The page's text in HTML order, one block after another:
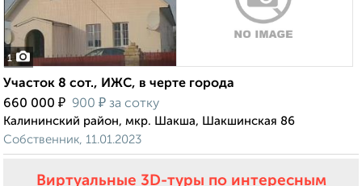
1
Участок 8 сот., ИЖС, в черте города
660 000 ₽ 900 ₽ за сотку
Калининский район, мкр. Шакша, Шакшинская 86
Собственник, 11.01.2023
Виртуальные 3D-туры по интересным